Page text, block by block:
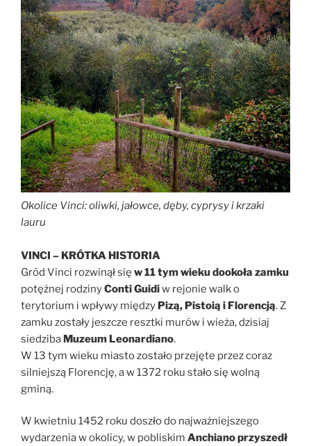
Okolice Vinci: oliwki, jałowce, dęby, cyprysy i krzaki
lauru
VINCI – KRÓTKA HISTORIA
Gród Vinci rozwinął się w 11 tym wieku dookoła zamku
potężnej rodzinyConti Guidiw rejonie walk o
terytorium i wpływy między Pizą, Pistoią i Florencją. Z
zamku zostały jeszcze resztki murów i wieża, dzisiaj
siedziba Muzeum Leonardiano.
W 13 tym wieku miasto zostało przejęte przez coraz
silniejszą Florencję, a w 1372 roku stało się wolną
gminą.
W kwietniu 1452 roku doszło do najważniejszego
wydarzenia w okolicy, w pobliskim Anchiano przyszedł